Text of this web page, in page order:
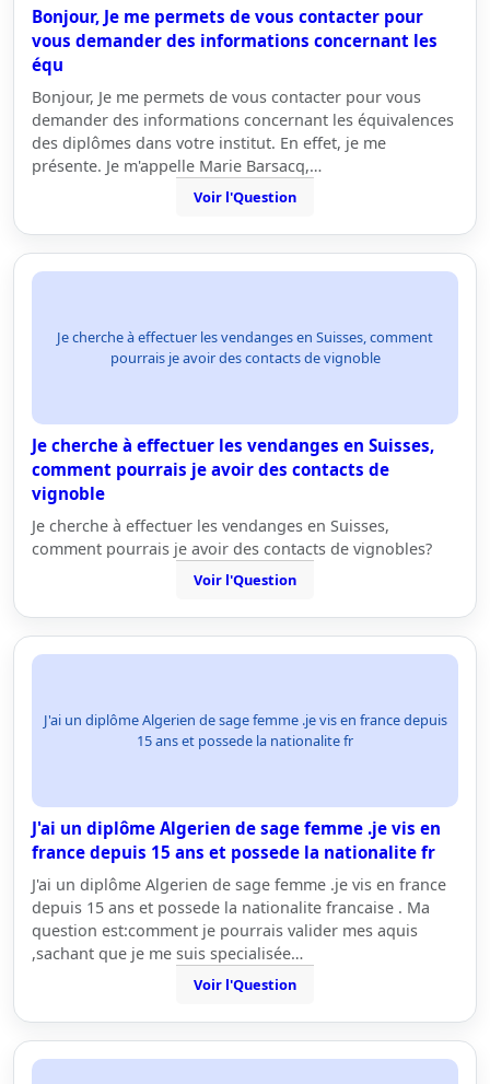
Bonjour, Je me permets de vous contacter pour
vous demander des informations concernant les
équ
Bonjour, Je me permets de vous contacter pour vous
demander des informations concernant les équivalences
des diplômes dans votre institut. En effet, je me
présente. Je m'appelle Marie Barsacq,…
Voir l'Question
Je cherche à effectuer les vendanges en Suisses, comment
pourrais je avoir des contacts de vignoble
Je cherche à effectuer les vendanges en Suisses,
comment pourrais je avoir des contacts de
vignoble
Je cherche à effectuer les vendanges en Suisses,
comment pourrais je avoir des contacts de vignobles?
Voir l'Question
J'ai un diplôme Algerien de sage femme .je vis en france depuis
15 ans et possede la nationalite fr
J'ai un diplôme Algerien de sage femme .je vis en
france depuis 15 ans et possede la nationalite fr
J'ai un diplôme Algerien de sage femme .je vis en france
depuis 15 ans et possede la nationalite francaise . Ma
question est:comment je pourrais valider mes aquis
,sachant que je me suis specialisée…
Voir l'Question